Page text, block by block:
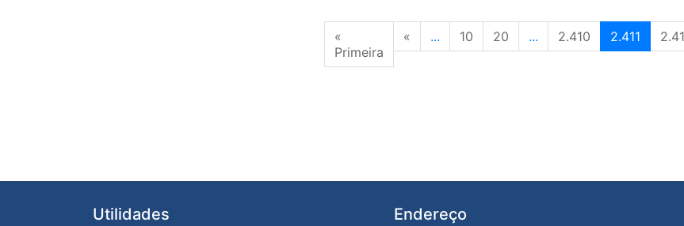
«
Primeira
« ... 10 20 ... 2.410 2.411
Utilidades Endereço